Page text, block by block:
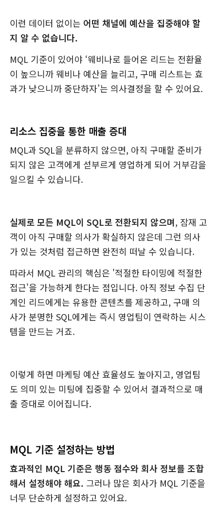
이런 데이터 없이는 어떤 채널에 예산을 집중해야 할
지 알 수 없습니다.
MQL 기준이 있어야 ‘웨비나로 들어온 리드는 전환율
이 높으니까 웨비나 예산을 늘리고, 구매 리스트는 효
과가 낮으니까 중단하자’는 의사결정을 할 수 있어요.
리소스 집중을 통한 매출 증대
MQL과 SQL을 분류하지 않으면, 아직 구매할 준비가
되지 않은 고객에게 섣부르게 영업하게 되어 거부감을
일으킬 수 있습니다.
실제로 모든 MQL이 SQL로 전환되지 않으며, 잠재 고
객이 아직 구매할 의사가 확실하지 않은데 그런 의사
가 있는 것처럼 접근하면 완전히 떠날 수 있습니다.
따라서 MQL 관리의 핵심은 '적절한 타이밍에 적절한
접근'을 가능하게 한다는 점입니다. 아직 정보 수집 단
계인 리드에게는 유용한 콘텐츠를 제공하고, 구매 의
사가 분명한 SQL에게는 즉시 영업팀이 연락하는 시스
템을 만드는 거죠.
이렇게 하면 마케팅 예산 효율성도 높아지고, 영업팀
도 의미 있는 미팅에 집중할 수 있어서 결과적으로 매
출 증대로 이어집니다.
MQL 기준 설정하는 방법
효과적인 MQL 기준은 행동 점수와 회사 정보를 조합
해서 설정해야 해요. 그러나 많은 회사가 MQL 기준을
너무 단순하게 설정하고 있어요.